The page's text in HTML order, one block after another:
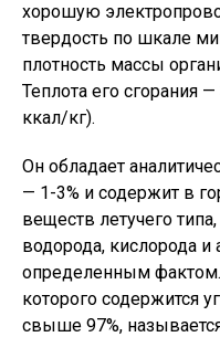
хорошую
твердость по шкале
плотность массы
Теплота его сгорания
ккал/кг).
Он обладает
— 1-3% и содержит в
веществ летучего
водорода, кислорода и
определенным
которого содержится
свыше 97%,